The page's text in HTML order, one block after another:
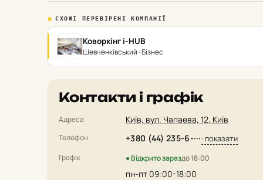
СХОЖІ ПЕРЕВІРЕНІ КОМПАНІЇ
Коворкінг i-HUB
Шевченківський · Бізнес
Контакти і графік
Адреса Київ, вул. Чапаева, 12, Київ
Телефон +380 (44) 235-6-···· показати
Графік ● Відкрито зараздо 18:00
пн-пт 09:00-18:00